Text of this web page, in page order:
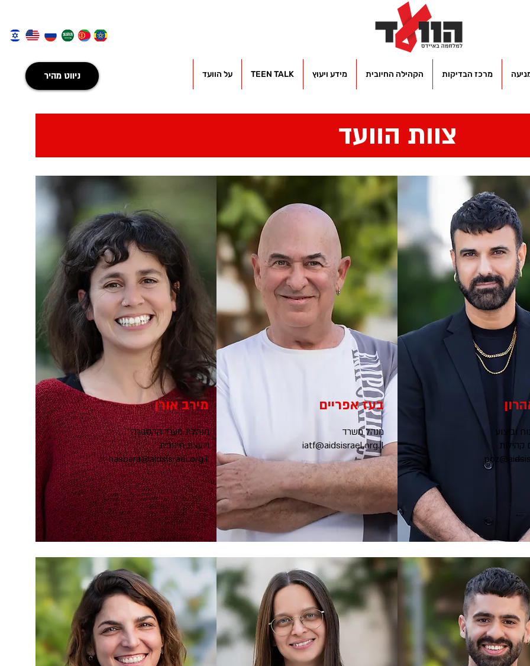
ניווט מהיר מרכז הבדיקות הקהילה החיובית מידע ויעוץ TEEN TALK על הוועד
צוות הוועד
מירב אורן
מנהלת מערך ההסברה
ויועצת חינוכית
hasbara@aidsisrael.org.il
בעז אפריים
מנהל משרד
iatf@aidsisrael.org.il
וביצוע
קהילות